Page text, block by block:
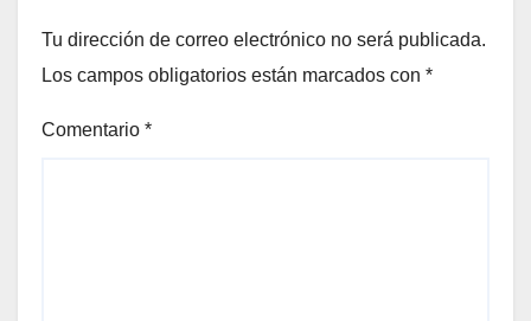
Tu dirección de correo electrónico no será publicada.
Los campos obligatorios están marcados con *
Comentario *